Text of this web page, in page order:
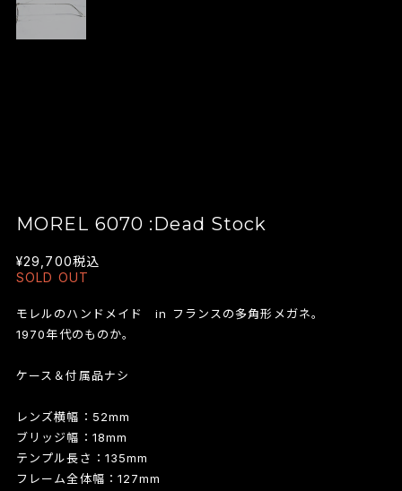
MOREL 6070 :Dead Stock
¥29,700税込
SOLD OUT
モレルのハンドメイド in フランスの多角形メガネ。
1970年代のものか。
ケース＆付属品ナシ
レンズ横幅：52mm
ブリッジ幅：18mm
テンプル長さ：135mm
フレーム全体幅：127mm